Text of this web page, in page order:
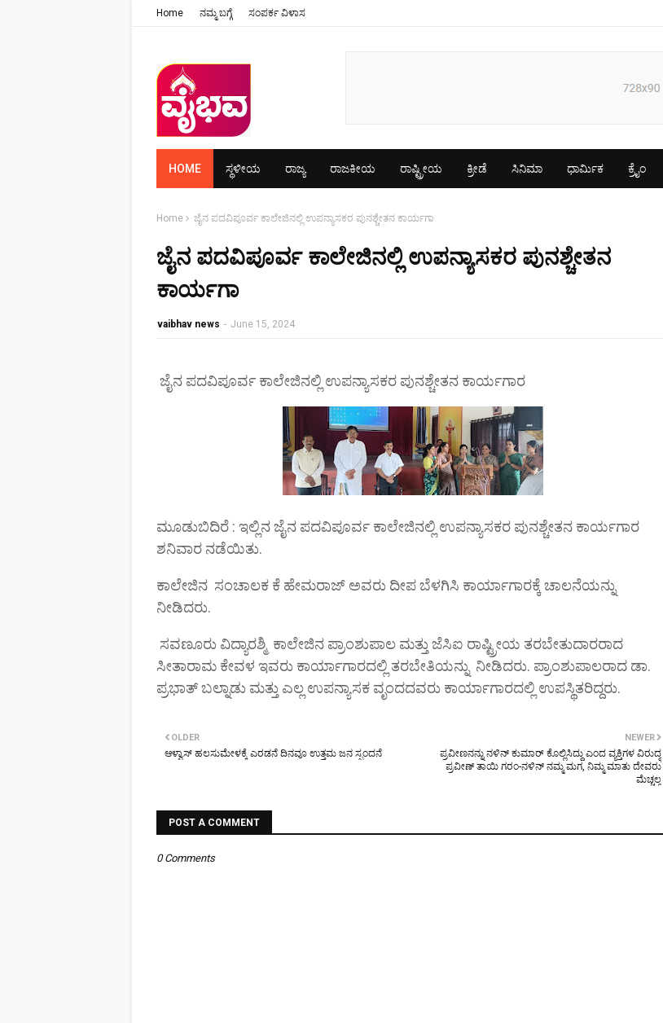
Home ನಮ್ಮ ಬಗ್ಗೆ ಸಂಪರ್ಕ ವಿಳಾಸ
HOME ಸ್ಥಳೀಯ ರಾಜ್ಯ ರಾಜಕೀಯ ರಾಷ್ಟ್ರೀಯ ಕ್ರೀಡೆ ಸಿನಿಮಾ ಧಾರ್ಮಿಕ ಕ್ರೈಂ
Home ಜೈನ ಪದವಿಪೂರ್ವ ಕಾಲೇಜಿನಲ್ಲಿ ಉಪನ್ಯಾಸಕರ ಪುನಶ್ಚೇತನ ಕಾರ್ಯಗಾ
ಜೈನ ಪದವಿಪೂರ್ವ ಕಾಲೇಜಿನಲ್ಲಿ ಉಪನ್ಯಾಸಕರ ಪುನಶ್ಚೇತನ
ಕಾರ್ಯಗಾ
vaibhav news - June 15, 2024
ಜೈನ ಪದವಿಪೂರ್ವ ಕಾಲೇಜಿನಲ್ಲಿ ಉಪನ್ಯಾಸಕರ ಪುನಶ್ಚೇತನ ಕಾರ್ಯಗಾರ
ಮೂಡುಬಿದಿರೆ : ಇಲ್ಲಿನ ಜೈನ ಪದವಿಪೂರ್ವ ಕಾಲೇಜಿನಲ್ಲಿ ಉಪನ್ಯಾಸಕರ ಪುನಶ್ಚೇತನ ಕಾರ್ಯಗಾರ
ಶನಿವಾರ ನಡೆಯಿತು.
ಕಾಲೇಜಿನ ಸಂಚಾಲಕ ಕೆ ಹೇಮರಾಜ್ ಅವರು ದೀಪ ಬೆಳಗಿಸಿ ಕಾರ್ಯಾಗಾರಕ್ಕೆ ಚಾಲನೆಯನ್ನು
ನೀಡಿದರು.
ಸವಣೂರು ವಿದ್ಯಾರಶ್ಮಿ ಕಾಲೇಜಿನ ಪ್ರಾಂಶುಪಾಲ ಮತ್ತು ಜೆಸಿಐ ರಾಷ್ಟ್ರೀಯ ತರಬೇತುದಾರರಾದ
ಸೀತಾರಾಮ ಕೇವಳ ಇವರು ಕಾರ್ಯಾಗಾರದಲ್ಲಿ ತರಬೇತಿಯನ್ನು ನೀಡಿದರು. ಪ್ರಾಂಶುಪಾಲರಾದ ಡಾ.
ಪ್ರಭಾತ್ ಬಲ್ನಾಡು ಮತ್ತು ಎಲ್ಲ ಉಪನ್ಯಾಸಕ ವೃಂದದವರು ಕಾರ್ಯಾಗಾರದಲ್ಲಿ ಉಪಸ್ಥಿತರಿದ್ದರು.
NEWER
ಪ್ರವೀಣನನ್ನು ನಳಿನ್ ಕುಮಾರ್ ಕೊಲ್ಲಿಸಿದ್ದು ಎಂದ ವ್ಯಕ್ತಿಗಳ ವಿರುದ್ಧ
ಪ್ರವೀಣ್ ತಾಯಿ ಗರಂ-ನಳಿನ್ ನಮ್ಮ ಮಗ, ನಿಮ್ಮ ಮಾತು ದೇವರು
ಮೆಚ್ಚಲ್ಲ
OLDER
ಆಳ್ವಾಸ್ ಹಲಸುಮೇಳಕ್ಕೆ ಎರಡನೆ ದಿನವೂ ಉತ್ತಮ ಜನ ಸ್ಪಂದನೆ
POST A COMMENT
0 Comments